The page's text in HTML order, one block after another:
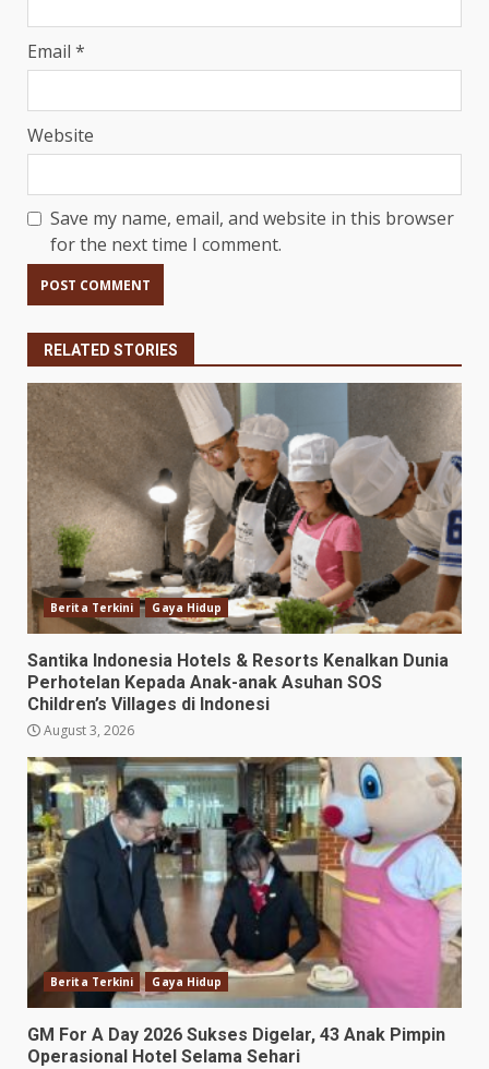
Email *
Website
Save my name, email, and website in this browser
for the next time I comment.
RELATED STORIES
Berita Terkini Gaya Hidup
Santika Indonesia Hotels & Resorts Kenalkan Dunia
Perhotelan Kepada Anak-anak Asuhan SOS
Children’s Villages di Indonesi
August 3, 2026
Berita Terkini Gaya Hidup
GM For A Day 2026 Sukses Digelar, 43 Anak Pimpin
Operasional Hotel Selama Sehari